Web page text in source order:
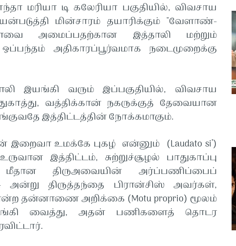
மரியா டி கலேரியா பகுதியில், விவசாய
மின்சாரம் தயாரிக்கும் "வேளாண்-
அமைப்பதற்கான இத்தாலி மற்றும்
ஒப்பந்தம் அதிகாரப்பூர்வமாக நடைமுறைக்கு
இயங்கி வரும் இப்பகுதியில், விவசாய
வத்திக்கான் நகருக்குத் தேவையான
இத்திட்டத்தின் நோக்கமாகும்.
இறைவா உமக்கே புகழ் என்னும் (Laudato si’)
இத்திட்டம், சுற்றுச்சூழல் பாதுகாப்பு
திருஅவையின் அர்ப்பணிப்பைப்
அன்று திருத்தந்தை பிரான்சிஸ் அவர்கள்,
என்ற தன்னாணை அறிக்கை (Motu proprio) மூலம்
வைத்து, அதன் பணிகளைத் தொடர